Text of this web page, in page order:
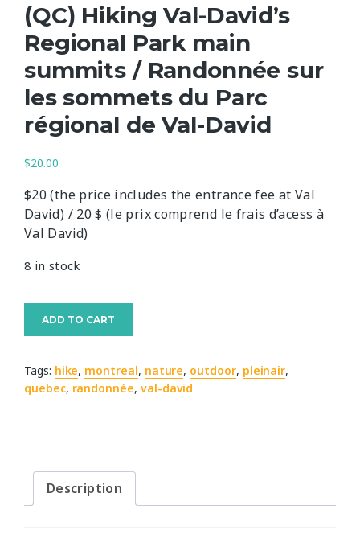
(QC) Hiking Val-David’s
Regional Park main
summits / Randonnée sur
les sommets du Parc
régional de Val-David
$20.00
$20 (the price includes the entrance fee at Val
David) / 20 $ (le prix comprend le frais d’acess à
Val David)
8 in stock
Hiking
Val-
Regional
Park
Randonnée
les
ADD TO CART
Tags: hike, montreal, nature, outdoor, pleinair,
quebec, randonnée, val-david
Description